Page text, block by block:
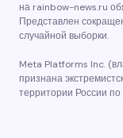
на rainbow-news.ru
Представлен
случайной выборки.
Meta Platforms Inc.
признана
территории России